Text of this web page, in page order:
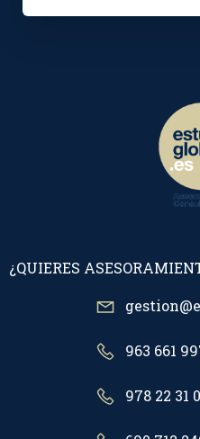
¿QUIERES
963 661
978 22 31